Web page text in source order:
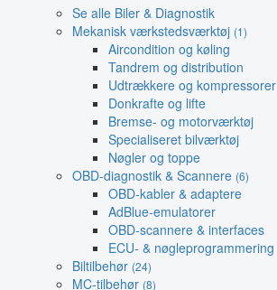
Se alle Biler & Diagnostik
Mekanisk værkstedsværktøj (1)
Aircondition og køling
Tandrem og distribution
Udtrækkere og kompressorer
Donkrafte og lifte
Bremse- og motorværktøj
Specialiseret bilværktøj
Nøgler og toppe
OBD-diagnostik & Scannere (6)
OBD-kabler & adaptere
AdBlue-emulatorer
OBD-scannere & interfaces
ECU- & nøgleprogrammering
Biltilbehør (24)
MC-tilbehør (8)